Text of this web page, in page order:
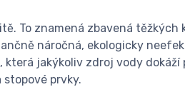
To znamená zbavená těžkých
náročná, ekologicky
, která jakýkoliv zdroj vody
prvky.